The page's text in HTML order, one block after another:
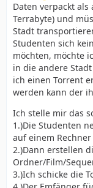
Daten verpackt
Terrabyte) und
Stadt
Studenten sich
möchten, möchte
in die andere
ich einen Torrent
werden kann der
Ich stelle mir das
1.)Die Studenten
auf einem
2.)Dann erstellen
Ordner/Film/
3.)Ich schicke die